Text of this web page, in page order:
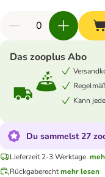
Das zooplus Abo
Kann
Du sammelst 27
Lieferzeit 2-3 Werktage.
Rückgaberechtmehr lesen